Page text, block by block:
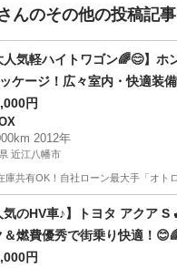
んのその他の投稿記事
人気軽ハイトワゴン🌈😊】ホ
ケージ！広々室内・快適装
円
2012年
近江八幡市
庫共有OK！自社ローン最大手「オ
N-BOX
気のHV車♪】トヨタ アクア S
＆燃費優秀で街乗り快適！
円